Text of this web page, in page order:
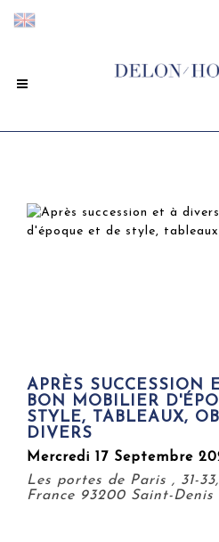
APRÈS SUCCESSION
BON MOBILIER
STYLE, TABLEAUX,
DIVERS
Mercredi 17 Septembre
Les portes de Paris , 31-
France 93200 Saint-Denis